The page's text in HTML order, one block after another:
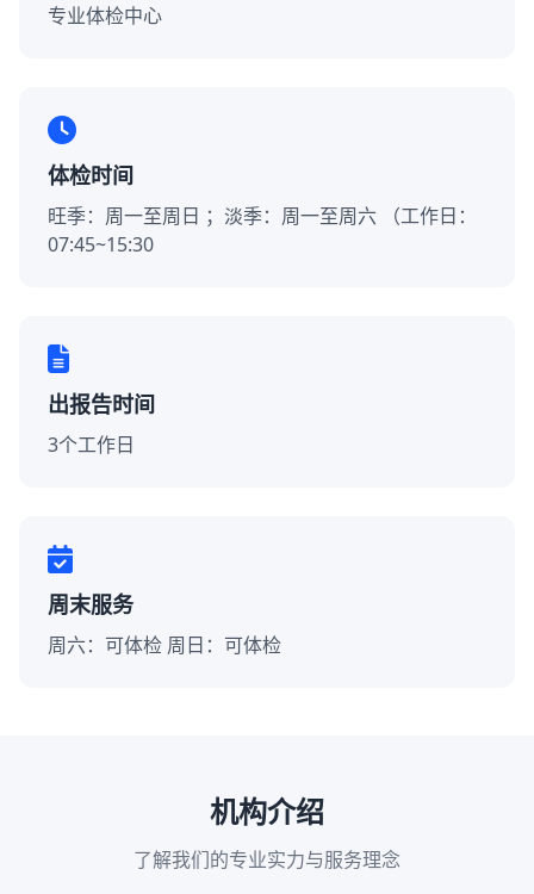
专业体检中心
体检时间
旺季：周一至周日 ；淡季：周一至周六 （工作日：
07:45~15:30
出报告时间
3个工作日
周末服务
周六：可体检 周日：可体检
机构介绍
了解我们的专业实力与服务理念